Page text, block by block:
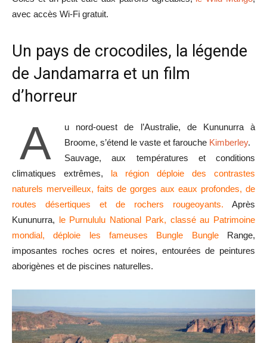
avec accès Wi-Fi gratuit.
Un pays de crocodiles, la légende
de Jandamarra et un film
d’horreur
A
u nord-ouest de l’Australie, de Kununurra à
Broome, s’étend le vaste et farouche Kimberley.
Sauvage, aux températures et conditions
climatiques extrêmes, la région déploie des contrastes
naturels merveilleux, faits de gorges aux eaux profondes, de
routes désertiques et de rochers rougeoyants. Après
Kununurra, le Purnululu National Park, classé au Patrimoine
mondial, déploie les fameuses Bungle BungleRange,
imposantes roches ocres et noires, entourées de peintures
aborigènes et de piscines naturelles.